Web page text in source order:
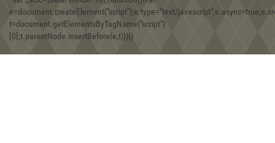
08:30, 30.12.2019
Игра Forgotten Realms: Demon Stone
e=document.createElement("script");e.type="text/
t=document.getElementsByTagName("script")
[0];t.parentNode.insertBefore(e,t)})()